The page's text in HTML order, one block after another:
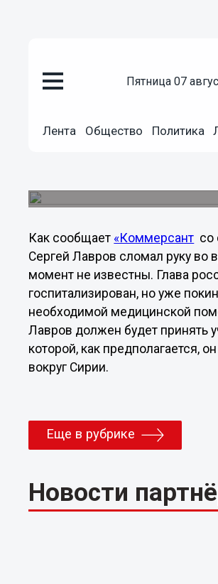
пятница 07
Лента Общество Политика
Глава
Как сообщает «Коммерсант со
Сергей Лавров сломал руку во
момент не известны. Глава
госпитализирован, но уже
необходимой медицинской
Лавров должен будет принять
которой, как предполагается,
вокруг Сирии.
Еще в рубрике
Новости